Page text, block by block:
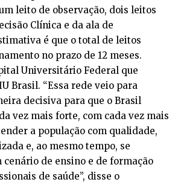
leito de observação, dois leitos
Clínica e da ala de
é que o total de leitos
no prazo de 12 meses.
Universitário Federal que
Brasil. “Essa rede veio para
decisiva para que o Brasil
vez mais forte, com cada vez mais
a população com qualidade,
e, ao mesmo tempo, se
de ensino e de formação
de saúde”, disse o